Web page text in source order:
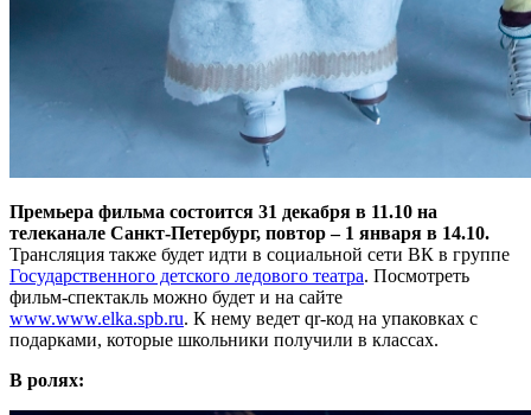
Премьера фильма состоится 31 декабря в 11.10 на
телеканале Санкт-Петербург, повтор – 1 января в 14.10.
Трансляция также будет идти в социальной сети ВК в группе
Государственного детского ледового театра. Посмотреть
фильм-спектакль можно будет и на сайте
www.www.elka.spb.ru. К нему ведет qr-код на упаковках с
подарками, которые школьники получили в классах.
В ролях: